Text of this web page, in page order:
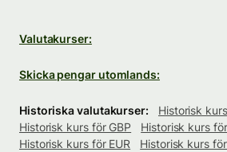
Valutakurser:
Skicka pengar utomlands:
Historiska valutakurser:
Historisk
Historisk kurs för GBP
Historisk kurs
Historisk kurs för EUR
Historisk kurs